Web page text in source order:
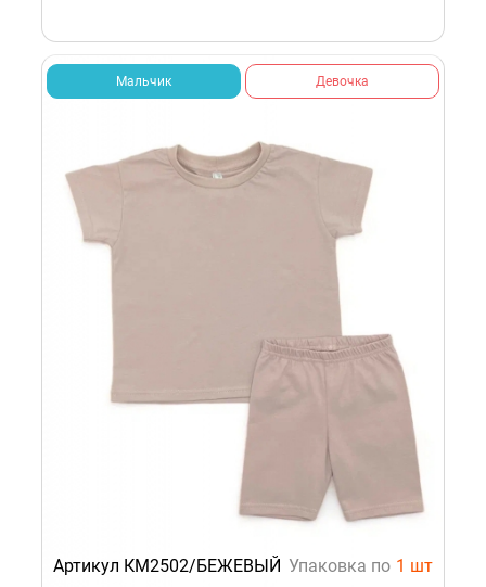
Мальчик Девочка
Артикул КМ2502/БЕЖЕВЫЙ Упаковка по 1 шт